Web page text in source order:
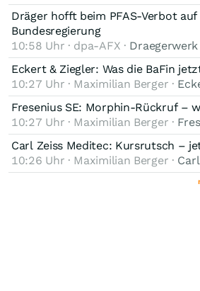
Dräger hofft beim PFAS-Verbot auf
Bundesregierung
10:58 Uhr · dpa-AFX · Draegerwerk
Eckert & Ziegler: Was die BaFin
10:27 Uhr · Maximilian Berger ·
Fresenius SE: Morphin-Rückruf –
10:27 Uhr · Maximilian Berger ·
Carl Zeiss Meditec: Kursrutsch –
10:26 Uhr · Maximilian Berger ·